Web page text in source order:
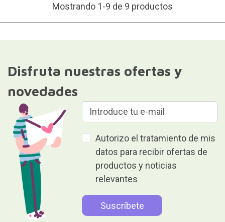
Mostrando 1-9 de 9 productos
Disfruta nuestras ofertas y
novedades
Autorizo el tratamiento de mis
datos para recibir ofertas de
productos y noticias
relevantes